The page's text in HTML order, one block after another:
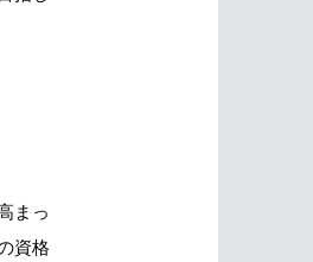
まっ
資格